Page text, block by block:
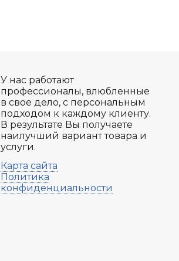
У нас работают
профессионалы, влюбленные
в свое дело, с персональным
подходом к каждому клиенту.
В результате Вы получаете
наилучший вариант товара и
услуги.
Карта сайта
Политика
конфиденциальности